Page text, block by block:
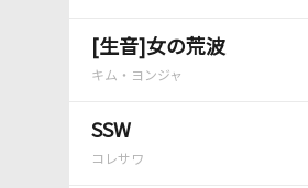
[生音]女の荒波
キム・ヨンジャ
SSW
コレサワ